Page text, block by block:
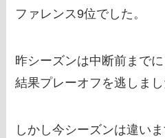
ファレンス9位でした。
昨シーズンは中断前まで
結果プレーオフを逃しまし
しかし今シーズンは違いま